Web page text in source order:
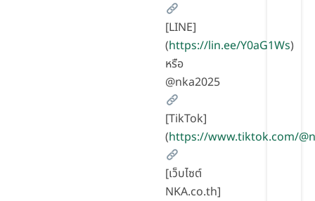
[LINE]
(https://lin.ee/Y0aG1Ws)
หรือ
@nka2025
[TikTok]
(https://www.tiktok.com/
[เว็บไซต์
NKA.co.th]